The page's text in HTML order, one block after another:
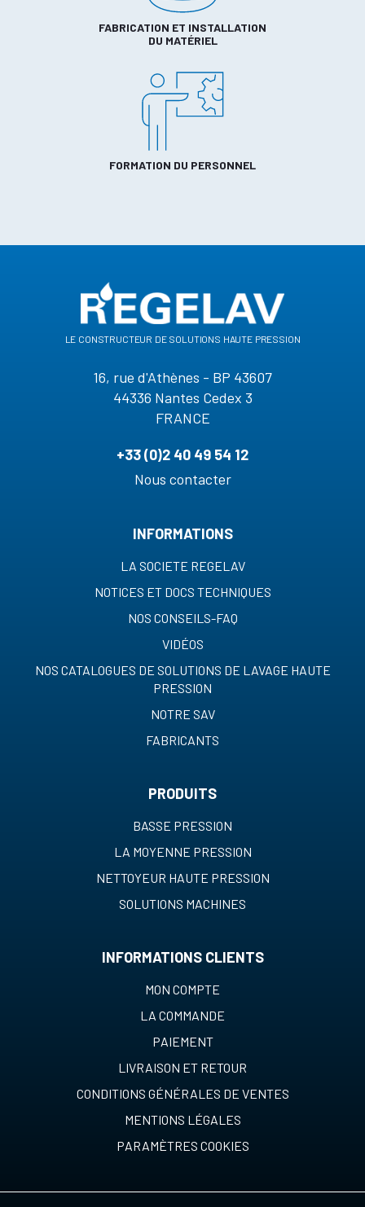
FABRICATION ET INSTALLATION
DU MATÉRIEL
FORMATION DU PERSONNEL
le constructeur de solutions haute pression
16, rue d'Athènes - BP 43607
44336 Nantes Cedex 3
FRANCE
+33 (0)2 40 49 54 12
Nous contacter
INFORMATIONS
LA SOCIETE REGELAV
NOTICES ET DOCS TECHNIQUES
NOS CONSEILS-FAQ
VIDÉOS
NOS CATALOGUES DE SOLUTIONS DE LAVAGE HAUTE
PRESSION
NOTRE SAV
FABRICANTS
PRODUITS
BASSE PRESSION
LA MOYENNE PRESSION
NETTOYEUR HAUTE PRESSION
SOLUTIONS MACHINES
INFORMATIONS CLIENTS
MON COMPTE
LA COMMANDE
PAIEMENT
LIVRAISON ET RETOUR
CONDITIONS GÉNÉRALES DE VENTES
MENTIONS LÉGALES
PARAMÈTRES COOKIES